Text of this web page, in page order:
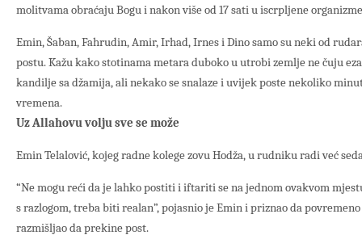
molitvama obraćaju Bogu i nakon više od 17 sati u iscrpljene
Emin, Šaban, Fahrudin, Amir, Irhad, Irnes i Dino samo su neki od
postu. Kažu kako stotinama metara duboko u utrobi zemlje ne čuju
kandilje sa džamija, ali nekako se snalaze i uvijek poste nekoliko
vremena.
Uz Allahovu volju sve se može
Emin Telalović, kojeg radne kolege zovu Hodža, u rudniku radi već
“Ne mogu reći da je lahko postiti i iftariti se na jednom ovakvom
s razlogom, treba biti realan”, pojasnio je Emin i priznao da
razmišljao da prekine post.